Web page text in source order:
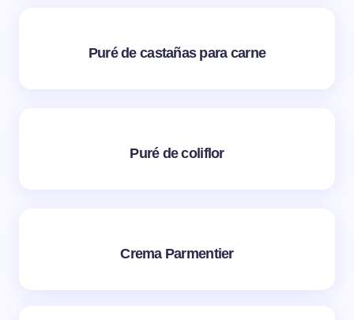
Puré de castañas para carne
Puré de coliflor
Crema Parmentier